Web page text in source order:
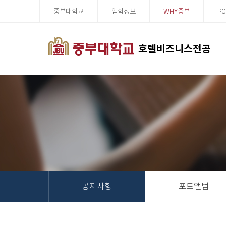
호텔비즈니스전공
중부대학교 입학정보 WHY중부
공지사항 포토앨범